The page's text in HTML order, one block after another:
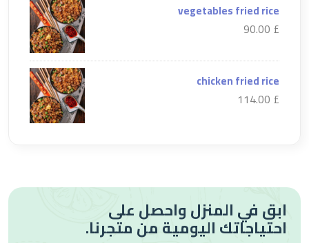
vegetables fried rice
£ 90.00
chicken fried rice
£ 114.00
ابق في المنزل واحصل على
احتياجاتك اليومية من متجرنا.